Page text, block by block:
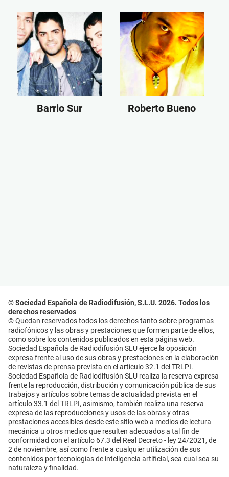
Barrio Sur Roberto Bueno
© Sociedad Española de Radiodifusión, S.L.U. 2026. Todos los
derechos reservados
© Quedan reservados todos los derechos tanto sobre programas
radiofónicos y las obras y prestaciones que formen parte de ellos,
como sobre los contenidos publicados en esta página web.
Sociedad Española de Radiodifusión SLU ejerce la oposición
expresa frente al uso de sus obras y prestaciones en la elaboración
de revistas de prensa prevista en el artículo 32.1 del TRLPI.
Sociedad Española de Radiodifusión SLU realiza la reserva expresa
frente la reproducción, distribución y comunicación pública de sus
trabajos y artículos sobre temas de actualidad prevista en el
artículo 33.1 del TRLPI, asimismo, también realiza una reserva
expresa de las reproducciones y usos de las obras y otras
prestaciones accesibles desde este sitio web a medios de lectura
mecánica u otros medios que resulten adecuados a tal fin de
conformidad con el artículo 67.3 del Real Decreto - ley 24/2021, de
2 de noviembre, así como frente a cualquier utilización de sus
contenidos por tecnologías de inteligencia artificial, sea cual sea su
naturaleza y finalidad.